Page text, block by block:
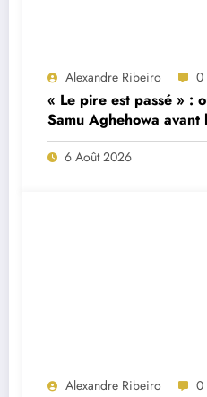
Alexandre Ribeiro 0
« Le pire est passé » :
Samu Aghehowa
Porto ?
6 Août 2026
Alexandre Ribeiro 0